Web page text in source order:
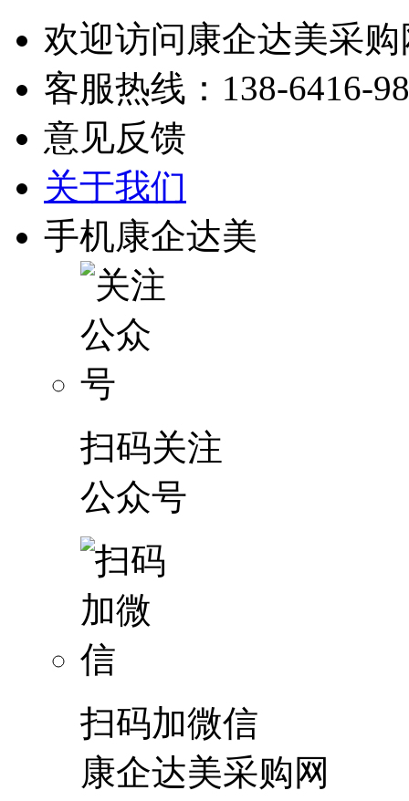
欢迎访问康企达美采购
客服热线： 138-6416-
意见反馈
关于我们
手机康企达美
扫码关注
公众号
扫码加微信
康企达美采购网